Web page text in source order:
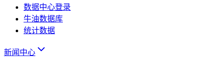
数据中心登录
牛油数据库
统计数据
新闻中心